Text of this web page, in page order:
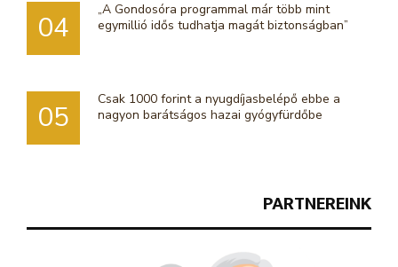
PARTNEREINK
04
„A Gondosóra programmal már több mint
egymillió idős tudhatja magát biztonságban”
05
Csak 1000 forint a nyugdíjasbelépő ebbe a
nagyon barátságos hazai gyógyfürdőbe